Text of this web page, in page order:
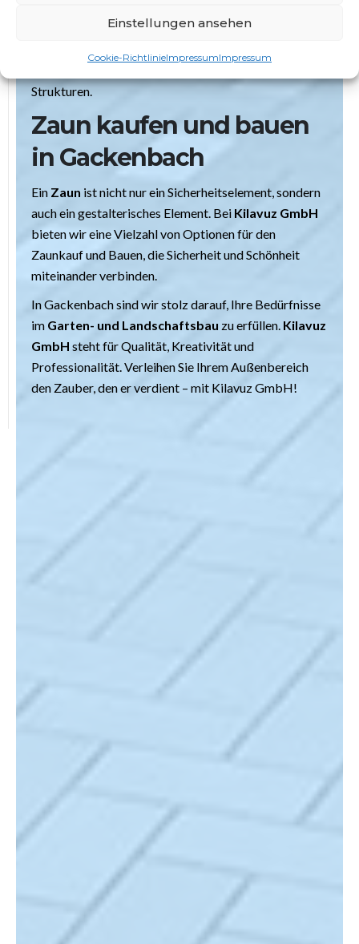
Einstellungen ansehen
Cookie-RichtlinieImpressumImpressum
Garten einen besonderen Charme. Unsere Experten
Strukturen.
Zaun kaufen und bauen
in Gackenbach
Ein Zaun ist nicht nur ein Sicherheitselement, sondern
auch ein gestalterisches Element. Bei Kilavuz GmbH
bieten wir eine Vielzahl von Optionen für den
Zaunkauf und Bauen, die Sicherheit und Schönheit
miteinander verbinden.
In Gackenbach sind wir stolz darauf, Ihre Bedürfnisse
im Garten- und Landschaftsbau zu erfüllen. Kilavuz
GmbH steht für Qualität, Kreativität und
Professionalität. Verleihen Sie Ihrem Außenbereich
den Zauber, den er verdient – mit Kilavuz GmbH!